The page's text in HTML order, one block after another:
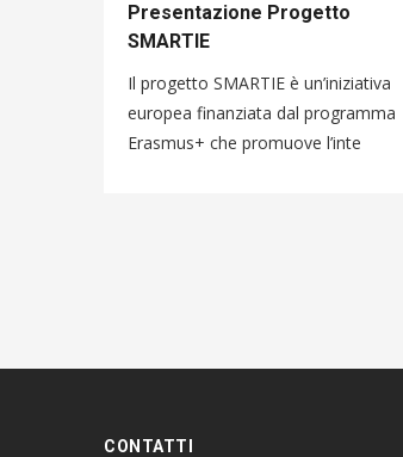
Presentazione Progetto
SMARTIE
Il progetto SMARTIE è un’iniziativa
europea finanziata dal programma
Erasmus+ che promuove l’inte
CONTATTI